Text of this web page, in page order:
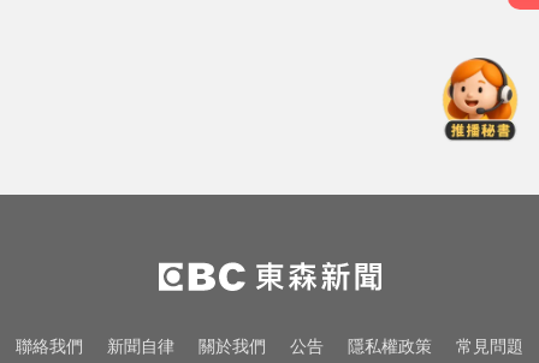
曝「當年最難決定」
奧運、世界盃「性招待裁判」 南韓
足協報公帳被抓包
喝牛奶狂拉？醫曝乳糖不耐補鈣救
聯絡我們 新聞自律 關於我們 公告 隱私權政策 常見問題